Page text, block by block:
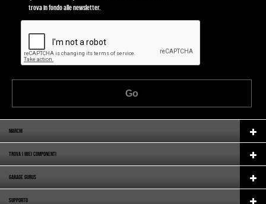
trova in fondo alle newsletter.
Go
MARCHI
TROVA I MIEI COMPONENTI
GARAGE GURUS
SUPPORTO